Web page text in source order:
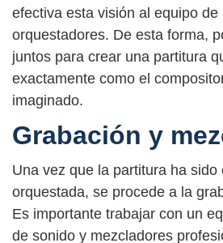
efectiva esta visión al equipo de
orquestadores. De esta forma,
juntos para crear una partitura
exactamente como el
imaginado.
Grabación y
Una vez que la partitura ha sido
orquestada, se procede a la
Es importante trabajar con un
de sonido y mezcladores